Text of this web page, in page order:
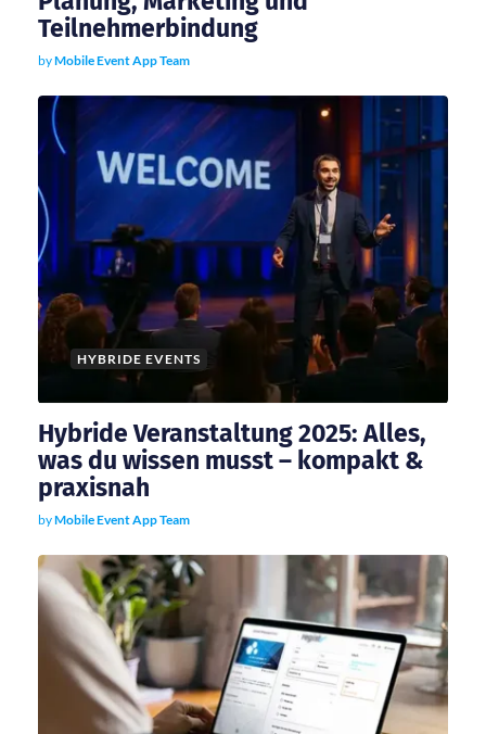
i
o
n
Teilnehmerbindung
byMobile Event App Team
HYBRIDE EVENTS
Hybride Veranstaltung 2025: Alles,
was du wissen musst – kompakt &
praxisnah
byMobile Event App Team